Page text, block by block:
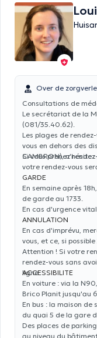
Over de
Consultations de
Le secrétariat de la
(081/35.40.62).
Les plages de
vous en dehors des
CAMBRON),
Si vous prenez
votre rendez-vous
GARDE
En semaine après
de garde au 1733.
En cas d'urgence
ANNULATION
En cas d'imprévu,
vous, et ce, si
Attention ! Si votre
rendez-vous sans
ligne.
ACCESSIBILITE
En voiture : via la
Brico Planit jusqu'au
En bus : la maison de
du quai 5 de la gare
Des places de
au niveau du